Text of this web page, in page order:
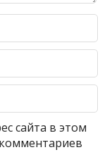
сайта в этом